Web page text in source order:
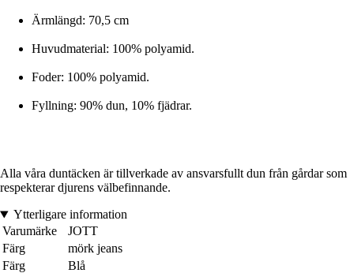
Ärmlängd: 70,5 cm
Huvudmaterial: 100% polyamid.
Foder: 100% polyamid.
Fyllning: 90% dun, 10% fjädrar.
Alla våra duntäcken är tillverkade av ansvarsfullt dun från gårdar som
respekterar djurens välbefinnande.
Ytterligare information
Varumärke
JOTT
Färg
mörk jeans
Färg
Blå